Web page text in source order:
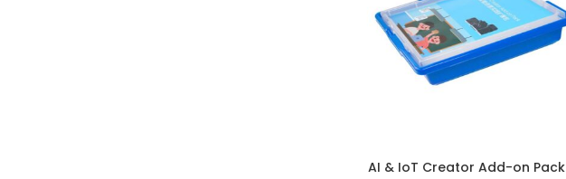
AI & IoT Creator Add-on Pack